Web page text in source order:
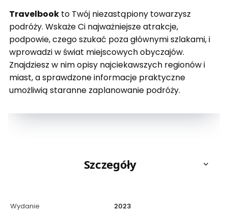
Travelbook to Twój niezastąpiony towarzysz
podróży. Wskaże Ci najważniejsze atrakcje,
podpowie, czego szukać poza głównymi szlakami, i
wprowadzi w świat miejscowych obyczajów.
Znajdziesz w nim opisy najciekawszych regionów i
miast, a sprawdzone informacje praktyczne
umożliwią staranne zaplanowanie podróży.
Szczegóły
Wydanie
2023